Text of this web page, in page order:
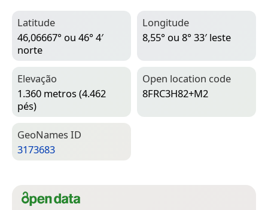
Latitude
46,06667° ou 46° 4′
norte
Longitude
8,55° ou 8° 33′ leste
Elevação
1.360 metros (4.462
pés)
Open location code
8FRC3H82+M2
Geo­Names ID
3173683